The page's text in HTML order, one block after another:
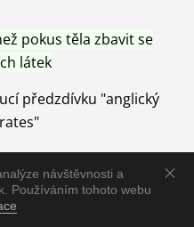
návštěvnosti a
Používáním tohoto webu
pokus těla zbavit se
látek
předzdívku "anglický
Přírody, neutralizací a